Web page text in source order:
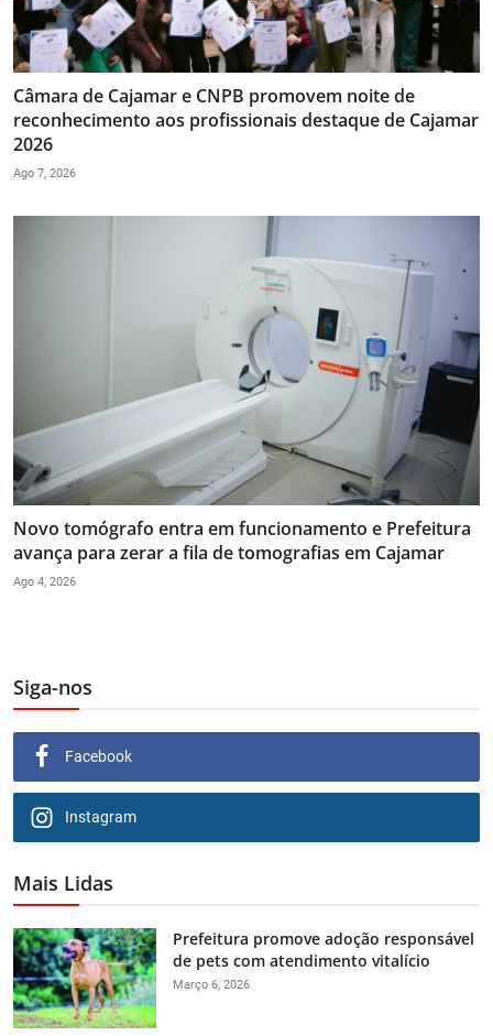
Câmara de Cajamar e CNPB promovem noite de
reconhecimento aos profissionais destaque de Cajamar
2026
Ago 7, 2026
Novo tomógrafo entra em funcionamento e Prefeitura
avança para zerar a fila de tomografias em Cajamar
Ago 4, 2026
Siga-nos
Facebook
Instagram
Mais Lidas
Prefeitura promove adoção responsável
de pets com atendimento vitalício
Março 6, 2026